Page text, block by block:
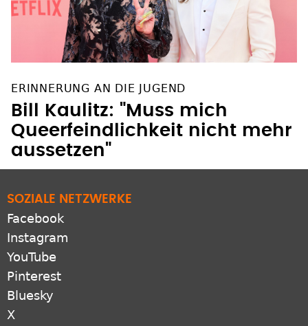
ERINNERUNG AN DIE JUGEND
Bill Kaulitz: "Muss mich
Queerfeindlichkeit nicht mehr
aussetzen"
SOZIALE NETZWERKE
Facebook
Instagram
YouTube
Pinterest
Bluesky
X